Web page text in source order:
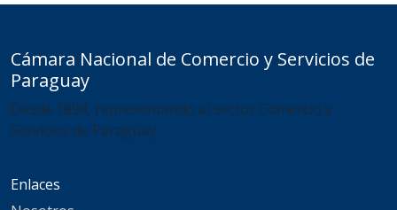
Cámara Nacional de Comercio y Servicios de
Paraguay
Desde 1898, representando al sector Comercio y
Servicios de Paraguay
Enlaces